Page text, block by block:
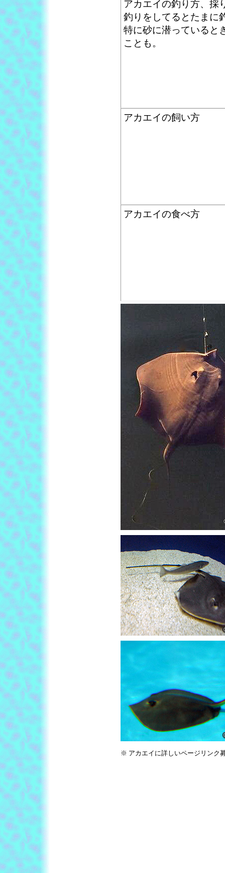
アカエイの釣り方、採
釣りをしてるとたまに
特に砂に潜っていると
ことも。
アカエイの飼い方
アカエイの食べ方
※ アカエイに詳しいページリンク